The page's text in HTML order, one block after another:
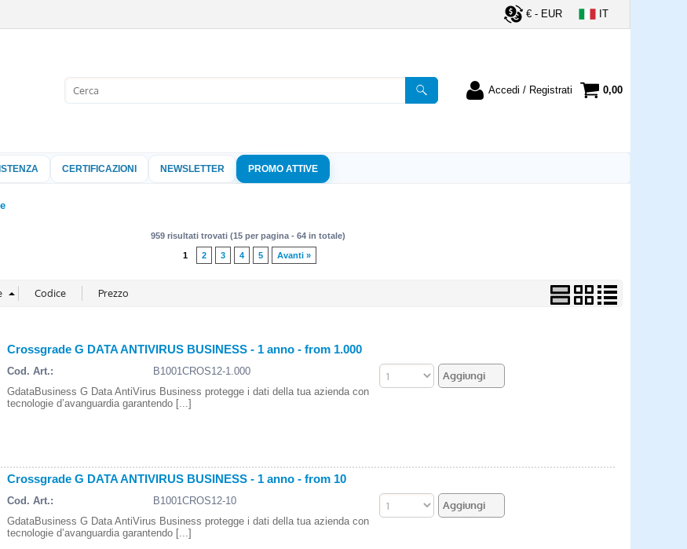
€ - EUR IT
Accedi / Registrati
nome utente e la password e poi
clicca sul pulsante "Accedi"
Password:
0,00
CERTIFICAZIONI NEWSLETTER PROMO ATTIVE
959 risultati trovati (15 per pagina - 64 in totale)
1 2 3 4 5 Avanti »
Crossgrade G DATA ANTIVIRUS BUSINESS - 1 anno - from 1.000
Cod. Art.:
B1001CROS12-1.000
GdataBusiness G Data AntiVirus Business protegge i dati della tua azienda con
tecnologie d’avanguardia garantendo [...]
Crossgrade G DATA ANTIVIRUS BUSINESS - 1 anno - from 10
Cod. Art.:
B1001CROS12-10
GdataBusiness G Data AntiVirus Business protegge i dati della tua azienda con
tecnologie d’avanguardia garantendo [...]